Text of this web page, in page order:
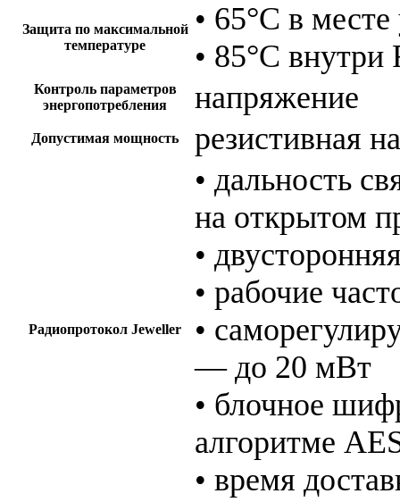
Защита по максимальной
температуре
• 65°C в
• 85°C внутри
Контроль параметров
энергопотребления
напряжение
Допустимая мощность резистивная
Радиопротокол Jeweller
• дальность
на открытом
•
• рабочие
•
— до 20 мВт
• блочное
алгоритме
• время